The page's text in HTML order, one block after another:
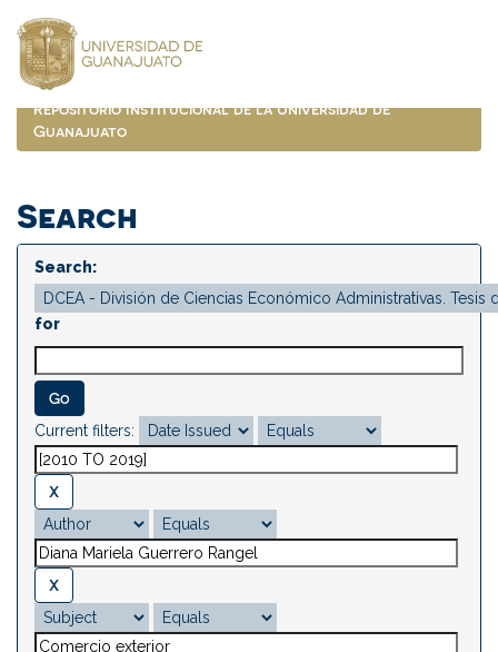
navigation
Repositorio Institucional de la Universidad de
Guanajuato
Search
Search:
for
Current filters: